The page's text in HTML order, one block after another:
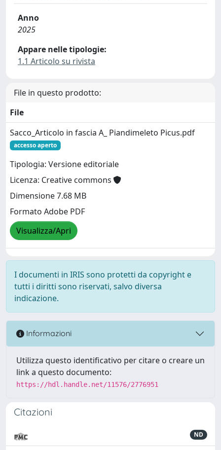
Anno
2025
Appare nelle tipologie:
1.1 Articolo su rivista
File in questo prodotto:
File
Sacco_Articolo in fascia A_ Piandimeleto Picus.pdf
accesso aperto
Tipologia: Versione editoriale
Licenza: Creative commons
Dimensione 7.68 MB
Formato Adobe PDF
Visualizza/Apri
I documenti in IRIS sono protetti da copyright e
tutti i diritti sono riservati, salvo diversa
indicazione.
Informazioni
Utilizza questo identificativo per citare o creare un
link a questo documento:
https://hdl.handle.net/11576/2776951
Citazioni
ND